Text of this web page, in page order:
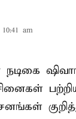
am
நடிகை